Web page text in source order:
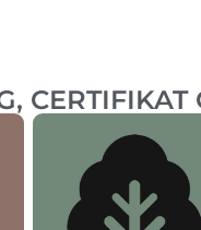
CERTIFIKAT